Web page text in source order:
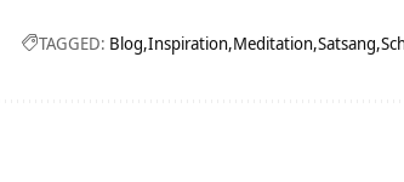
TAGGED: Blog Inspiration Meditation Satsang